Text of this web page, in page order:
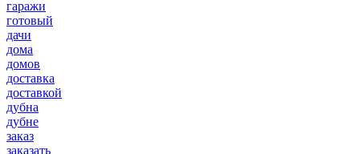
гаражи
готовый
дачи
дома
домов
доставка
доставкой
дубна
дубне
заказ
заказать